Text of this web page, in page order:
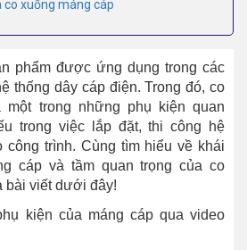
co xuống máng cáp
phẩm được ứng dụng trong các
thống dây cáp điện. Trong đó, co
một trong những phụ kiện quan
trong việc lắp đặt, thi công hệ
công trình. Cùng tìm hiểu về khái
cáp và tầm quan trọng của co
bài viết dưới đây!
kiện của máng cáp qua video